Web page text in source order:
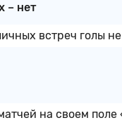
– нет
встреч голы
на своем